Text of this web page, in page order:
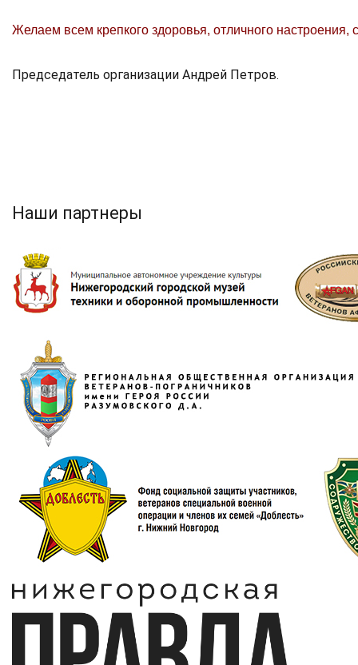
Желаем всем крепкого здоровья, отличного настроения,
Председатель организации Андрей Петров.
Наши партнеры